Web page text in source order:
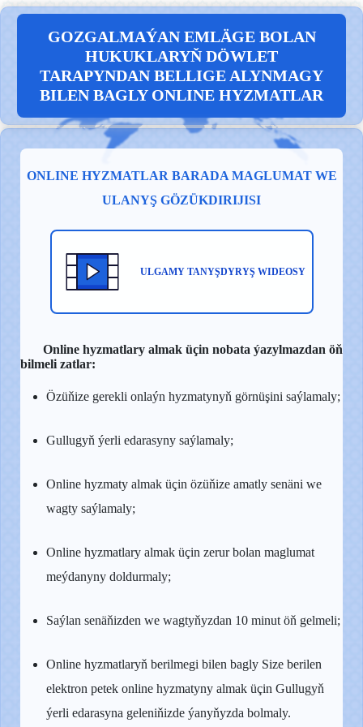
GOZGALMAÝAN EMLÄGE BOLAN
HUKUKLARYŇ DÖWLET
TARAPYNDAN BELLIGE ALYNMAGY
BILEN BAGLY ONLINE HYZMATLAR
ONLINE HYZMATLAR BARADA MAGLUMAT WE
ULANYŞ GÖZÜKDIRIJISI
ULGAMY TANYŞDYRYŞ WIDEOSY
Online hyzmatlary almak üçin nobata ýazylmazdan öň
bilmeli zatlar:
Özüňize gerekli onlaýn hyzmatynyň görnüşini saýlamaly;
Gullugyň ýerli edarasyny saýlamaly;
Online hyzmaty almak üçin özüňize amatly senäni we
wagty saýlamaly;
Online hyzmatlary almak üçin zerur bolan maglumat
meýdanyny doldurmaly;
Saýlan senäňizden we wagtyňyzdan 10 minut öň gelmeli;
Online hyzmatlaryň berilmegi bilen bagly Size berilen
elektron petek online hyzmatyny almak üçin Gullugyň
ýerli edarasyna geleniňizde ýanyňyzda bolmaly.